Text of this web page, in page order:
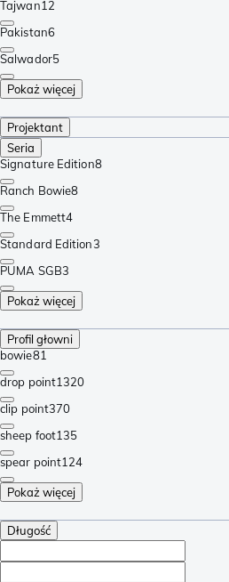
Tajwan12
Pakistan6
Salwador5
Pokaż więcej
Projektant
Seria
Signature Edition8
Ranch Bowie8
The Emmett4
Standard Edition3
PUMA SGB3
Pokaż więcej
Profil głowni
bowie81
drop point1320
clip point370
sheep foot135
spear point124
Pokaż więcej
Długość